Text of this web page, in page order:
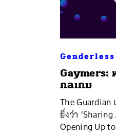
Genderless
Gaymers:
กลเกม
​The
ยิ่งว่า
Opening Up